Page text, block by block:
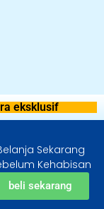
eksklusif
Sekarang
Kehabisan
beli sekarang